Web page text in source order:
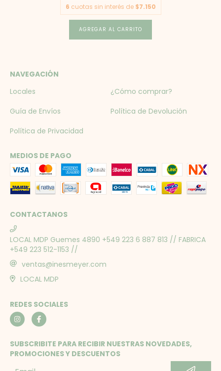
6 cuotas sin interés de $7.150
AGREGAR AL CARRITO
NAVEGACIÓN
Locales
¿Cómo comprar?
Guía de Envíos
Política de Devolución
Política de Privacidad
MEDIOS DE PAGO
CONTACTANOS
LOCAL MDP Guemes 4890 +549 223 6 887 813 // FABRICA
+549 223 512-1153 //
ventas@inesmeyer.com
LOCAL MDP
REDES SOCIALES
SUBSCRIBITE PARA RECIBIR NUESTRAS NOVEDADES,
PROMOCIONES Y DESCUENTOS